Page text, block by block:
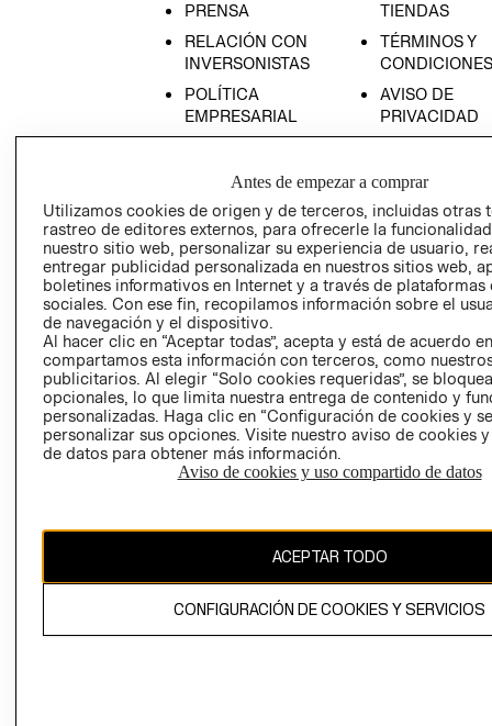
PRENSA
RELACIÓN CON
INVERSONISTAS
POLÍTICA
EMPRESARIAL
TIENDAS
TÉRMINOS Y
CONDICIONES
AVISO DE
PRIVACIDAD
AVISO DE
LIBRO DE
Ecuador ($)
CAMBIAR REGIÓN
propiedad de H&M Hennes & Mauritz AB.
Antes de empezar a comprar
Utilizamos cookies de origen y de terceros, incluidas otras
rastreo de editores externos, para ofrecerle la
nuestro sitio web, personalizar su experiencia de usuario,
entregar publicidad personalizada en nuestros sitios web,
boletines informativos en Internet y a través de plataformas
sociales. Con ese fin, recopilamos información sobre el
de navegación y el dispositivo.
Al hacer clic en “Aceptar todas”, acepta y está de acuerdo
compartamos esta información con terceros, como
publicitarios. Al elegir “Solo cookies requeridas”, se
opcionales, lo que limita nuestra entrega de contenido y
personalizadas. Haga clic en “Configuración de cookies y
personalizar sus opciones. Visite nuestro aviso de cookies
de datos para obtener más información.
Aviso de cookies y uso compartido de datos
ACEPTAR TODO
CONFIGURACIÓN DE COOKIES Y SERVICIOS